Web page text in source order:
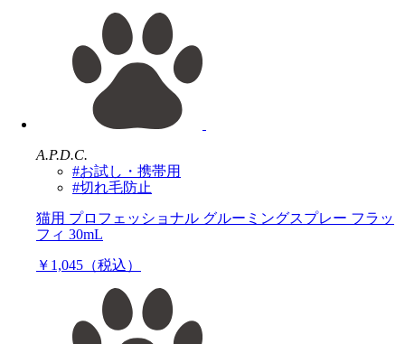
A.P.D.C.
#お試し・携帯用
#切れ毛防止
猫用 プロフェッショナル グルーミングスプレー フラッ
フィ 30mL
￥1,045（税込）